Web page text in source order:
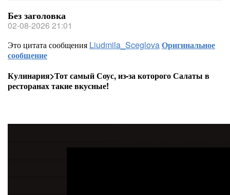
Без заголовка
02-08-2026 21:01
Это цитата сообщения Liudmila_SceglovaОригинальное
сообщение
Кулинария>Тот самый Соус, из-за которого Салаты в
ресторанах такие вкусные!